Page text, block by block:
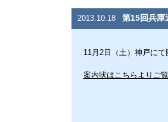
2013.10.18 第15回兵庫
11月2日（土）神戸に
案内状はこちらよりご